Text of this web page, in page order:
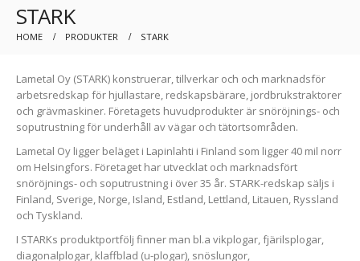
STARK
HOME PRODUKTER STARK
Lametal Oy (STARK) konstruerar, tillverkar och och marknadsför
arbetsredskap för hjullastare, redskapsbärare, jordbrukstraktorer
och grävmaskiner. Företagets huvudprodukter är snöröjnings- och
soputrustning för underhåll av vägar och tätortsområden.
Lametal Oy ligger beläget i Lapinlahti i Finland som ligger 40 mil norr
om Helsingfors. Företaget har utvecklat och marknadsfört
snöröjnings- och soputrustning i över 35 år. STARK-redskap säljs i
Finland, Sverige, Norge, Island, Estland, Lettland, Litauen, Ryssland
och Tyskland.
I STARKs produktportfölj finner man bl.a vikplogar, fjärilsplogar,
diagonalplogar, klaffblad (u-plogar), snöslungor,